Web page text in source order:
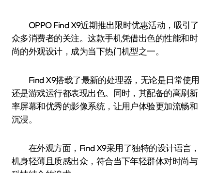
OPPO Find X9近期推出限时优惠活动，吸引了
众多消费者的关注。这款手机凭借出色的性能和时
尚的外观设计，成为当下热门机型之一。
Find X9搭载了最新的处理器，无论是日常使用
还是游戏运行都表现出色。同时，其配备的高刷新
率屏幕和优秀的影像系统，让用户体验更加流畅和
沉浸。
在外观方面，Find X9采用了独特的设计语言，
机身轻薄且质感出众，符合当下年轻群体对时尚与